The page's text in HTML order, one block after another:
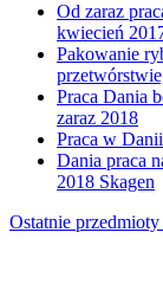
Od zaraz
kwiecień
Pakowanie
Praca Dania
zaraz 2018
Praca w
Dania praca
2018 Skagen
Ostatnie